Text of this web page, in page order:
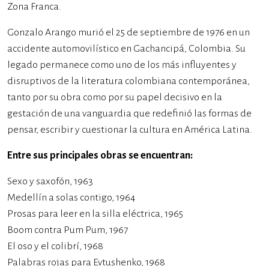
Zona Franca.
Gonzalo Arango murió el 25 de septiembre de 1976 en un
accidente automovilístico en Gachancipá, Colombia. Su
legado permanece como uno de los más influyentes y
disruptivos de la literatura colombiana contemporánea,
tanto por su obra como por su papel decisivo en la
gestación de una vanguardia que redefinió las formas de
pensar, escribir y cuestionar la cultura en América Latina.
Entre sus principales obras se encuentran:
Sexo y saxofón, 1963
Medellín a solas contigo, 1964
Prosas para leer en la silla eléctrica, 1965
Boom contra Pum Pum, 1967
El oso y el colibrí, 1968
Palabras rojas para Evtushenko, 1968